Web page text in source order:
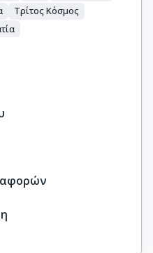
Τρίτος Κόσμος